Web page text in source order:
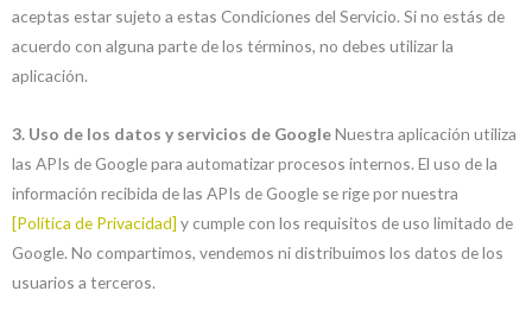
aceptas estar sujeto a estas Condiciones del Servicio. Si no estás de
acuerdo con alguna parte de los términos, no debes utilizar la
aplicación.
3. Uso de los datos y servicios de GoogleNuestra aplicación utiliza
las APIs de Google para automatizar procesos internos. El uso de la
información recibida de las APIs de Google se rige por nuestra
[Política de Privacidad] y cumple con los requisitos de uso limitado de
Google. No compartimos, vendemos ni distribuimos los datos de los
usuarios a terceros.